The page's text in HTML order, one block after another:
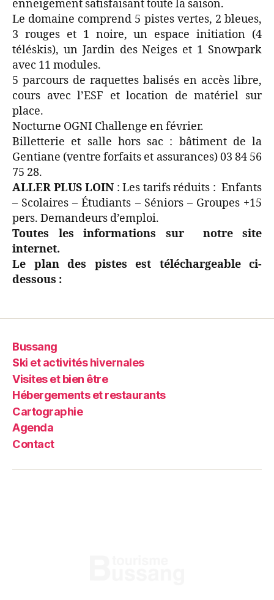
enneigement satisfaisant toute la saison.
Le domaine comprend 5 pistes vertes, 2 bleues,
3 rouges et 1 noire, un espace initiation (4
téléskis), un Jardin des Neiges et 1 Snowpark
avec 11 modules.
5 parcours de raquettes balisés en accès libre,
cours avec l’ESF et location de matériel sur
place.
Nocturne OGNI Challenge en février.
Billetterie et salle hors sac : bâtiment de la
Gentiane (ventre forfaits et assurances) 03 84 56
75 28.
ALLER PLUS LOIN : Les tarifs réduits : Enfants
– Scolaires – Étudiants – Séniors – Groupes +15
pers. Demandeurs d’emploi.
Toutes les informations sur notre site
internet.
Le plan des pistes est téléchargeable ci-
dessous :
Bussang
Ski et activités hivernales
Visites et bien être
Hébergements et restaurants
Cartographie
Agenda
Contact